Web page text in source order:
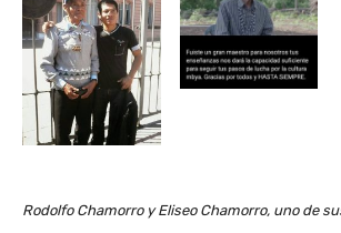
Rodolfo Chamorro y Eliseo Chamorro, uno de